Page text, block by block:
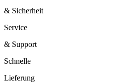
& Sicherheit
Service
& Support
Schnelle
Lieferung